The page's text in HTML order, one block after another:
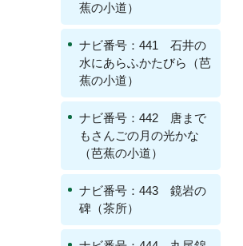
蕉の小道）
ナビ番号：441 石井の
水にあらふかたびら（芭
蕉の小道）
ナビ番号：442 唐まで
もさんごの月の光かな
（芭蕉の小道）
ナビ番号：443 鏡岩の
碑（茶所）